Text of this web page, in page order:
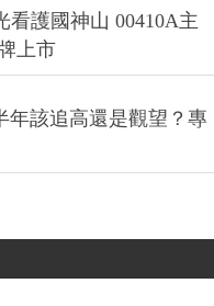
護國神山 00410A主
上市
年該追高還是觀望？專